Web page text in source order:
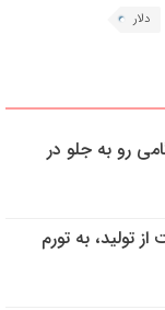
دلار
رو به جلو در
تولید، به تورم